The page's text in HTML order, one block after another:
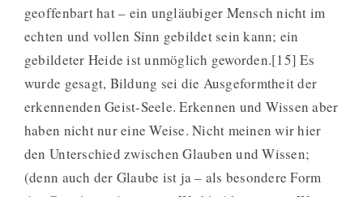
geoffenbart hat – ein ungläubiger Mensch nicht im
echten und vollen Sinn gebildet sein kann; ein
gebildeter Heide ist unmöglich geworden.[15] Es
wurde gesagt, Bildung sei die Ausgeformtheit der
erkennenden Geist-Seele. Erkennen und Wissen aber
haben nicht nur eine Weise. Nicht meinen wir hier
den Unterschied zwischen Glauben und Wissen;
(denn auch der Glaube ist ja – als besondere Form